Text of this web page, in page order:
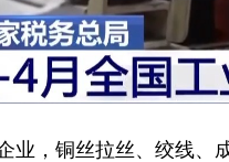
业，铜丝拉丝、绞线